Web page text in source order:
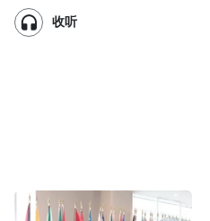
收听